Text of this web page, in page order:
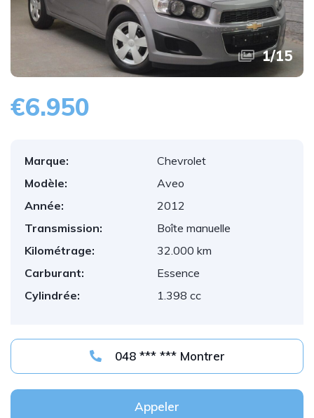
1/15
€6.950
Marque:
Chevrolet
Modèle:
Aveo
Année:
2012
Transmission:
Boîte manuelle
Kilométrage:
32.000 km
Carburant:
Essence
Cylindrée:
1.398 cc
048 *** *** Montrer
Appeler